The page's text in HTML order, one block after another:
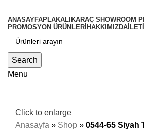
ANASAYFAPLAKALIKARAÇ SHOWROOM
PROMOSYON ÜRÜNLERİ HAKKIMIZDA
Search
Menu
Click to enlarge
Anasayfa » Shop » 0544-65 Siyah